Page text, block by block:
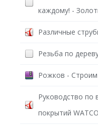
каждому! -
Различные
Резьба по
Рожков -
Руководство по
покрытий